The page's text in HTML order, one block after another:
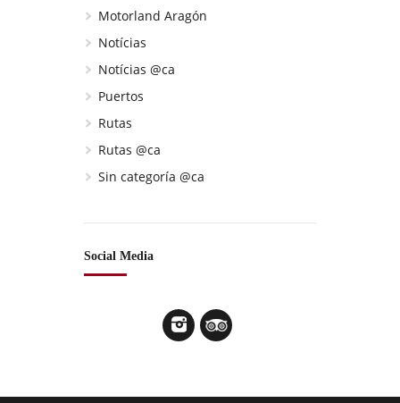
Motorland Aragón
Notícias
Notícias @ca
Puertos
Rutas
Rutas @ca
Sin categoría @ca
Social Media